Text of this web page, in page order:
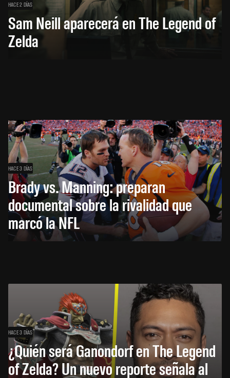
HACE 2 DÍAS
Sam Neill aparecerá en The Legend of
Zelda
HACE 3 DÍAS
Brady vs. Manning: preparan
documental sobre la rivalidad que
marcó la NFL
HACE 3 DÍAS
¿Quién será Ganondorf en The Legend
of Zelda? Un nuevo reporte señala al